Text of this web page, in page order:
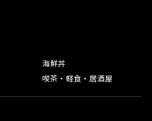
海鮮丼
喫茶・軽食・居酒屋